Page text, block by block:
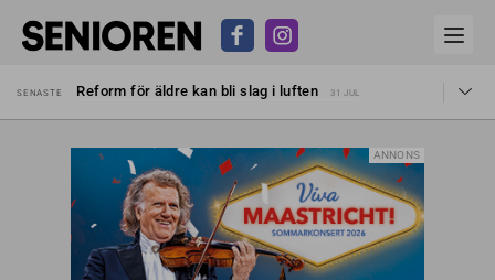
SENASTE
Reform för äldre kan bli slag i luften
31 JUL
Snart kan telefonförsäljning förbjudas i Sverige
Hyror rusar ifrån äldres bostadstillägg
28 JUL
Liten höjning av garantipensionen
27 JUL
Sven Hagströmer sommarpratar
26 JUL
Reform för äldre kan bli slag i luften 31 JUL
ANNONS